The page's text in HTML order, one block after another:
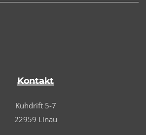
Kontakt
Kuhdrift 5-7
22959 Linau